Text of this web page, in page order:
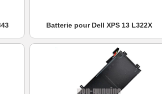
Batterie pour Dell XPS 13 L322X